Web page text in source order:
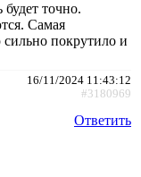
точно.
Самая
сильно покрутило и
16/11/2024 11:43:12
#3180969
Ответить